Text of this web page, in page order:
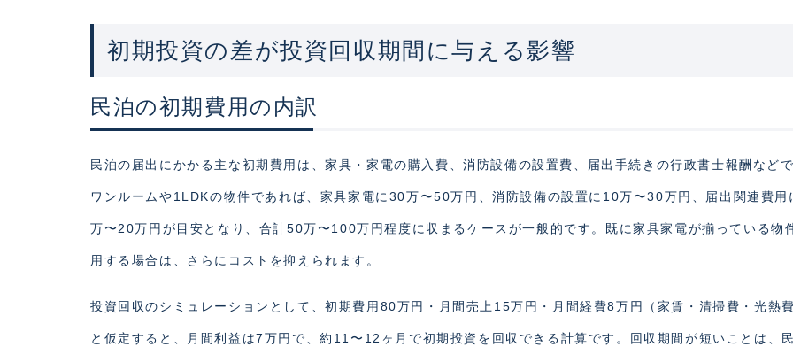
初期投資の差が投資回収期間に与える影響
民泊の初期費用の内訳
民泊の届出にかかる主な初期費用は、家具・家電の購入費、消防設備の設置費、届出手続きの行政書士報酬などで
ワンルームや1LDKの物件であれば、家具家電に30万〜50万円、消防設備の設置に10万〜30万円、届出関連費用
万〜20万円が目安となり、合計50万〜100万円程度に収まるケースが一般的です。既に家具家電が揃っている物
用する場合は、さらにコストを抑えられます。
投資回収のシミュレーションとして、初期費用80万円・月間売上15万円・月間経費8万円（家賃・清掃費・光熱費
と仮定すると、月間利益は7万円で、約11〜12ヶ月で初期投資を回収できる計算です。回収期間が短いことは、